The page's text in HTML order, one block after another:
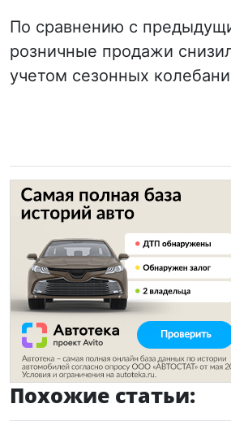
По сравнению с
розничные продажи
учетом сезонных
Похожие статьи: